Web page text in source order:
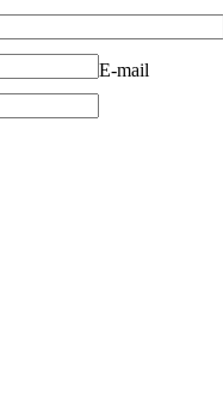
E-mail